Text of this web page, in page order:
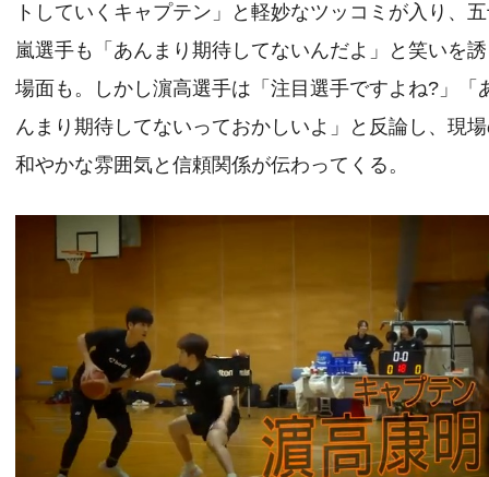
トしていくキャプテン」と軽妙なツッコミが入り、
嵐選手も「あんまり期待してないんだよ」と笑いを
場面も。しかし濵高選手は「注目選手ですよね?」「
んまり期待してないっておかしいよ」と反論し、現
和やかな雰囲気と信頼関係が伝わってくる。